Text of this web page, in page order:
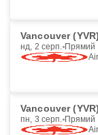
Vancouver (YVR)
нд, 2 серп. Прямий
Vancouver (YVR)
пн, 3 серп. Прямий